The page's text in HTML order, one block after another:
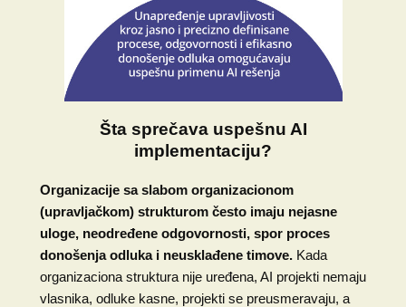
Šta sprečava uspešnu AI
implementaciju?
Organizacije sa slabom organizacionom
(upravljačkom) strukturom često imaju nejasne
uloge, neodređene odgovornosti, spor proces
donošenja odluka i neusklađene timove.Kada
organizaciona struktura nije uređena, AI projekti nemaju
vlasnika, odluke kasne, projekti se preusmeravaju, a